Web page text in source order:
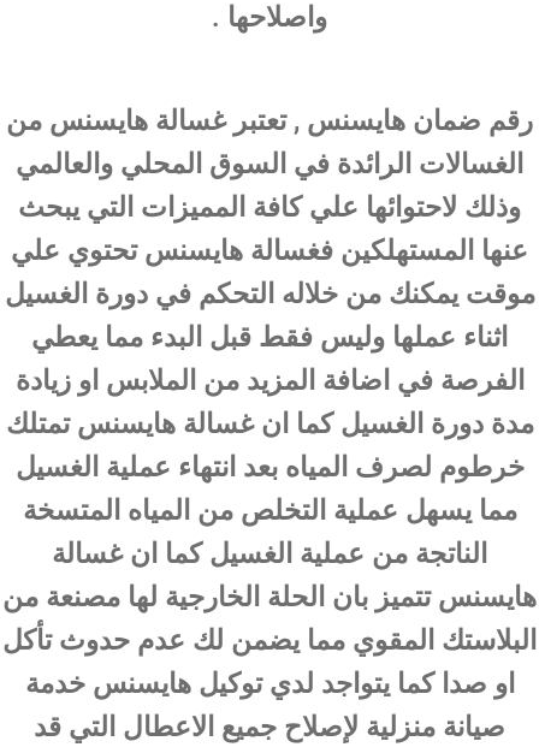
واصلاحها .
رقم ضمان هايسنس , تعتبر غسالة هايسنس من
الغسالات الرائدة في السوق المحلي والعالمي
وذلك لاحتوائها علي كافة المميزات التي يبحث
عنها المستهلكين فغسالة هايسنس تحتوي علي
موقت يمكنك من خلاله التحكم في دورة الغسيل
اثناء عملها وليس فقط قبل البدء مما يعطي
الفرصة في اضافة المزيد من الملابس او زيادة
مدة دورة الغسيل كما ان غسالة هايسنس تمتلك
خرطوم لصرف المياه بعد انتهاء عملية الغسيل
مما يسهل عملية التخلص من المياه المتسخة
الناتجة من عملية الغسيل كما ان غسالة
هايسنس تتميز بان الحلة الخارجية لها مصنعة من
البلاستك المقوي مما يضمن لك عدم حدوث تأكل
او صدا كما يتواجد لدي توكيل هايسنس خدمة
صيانة منزلية لإصلاح جميع الاعطال التي قد